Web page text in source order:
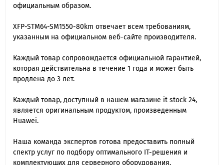
официальным образом.
XFP-STM64-SM1550-80km отвечает всем требованиям,
указанным на официальном веб-сайте производителя.
Каждый товар сопровождается официальной гарантией,
которая действительна в течение 1 года и может быть
продлена до 3 лет.
Каждый товар, доступный в нашем магазине it stock 24,
является оригинальным продуктом, произведенным
Huawei.
Наша команда экспертов готова предоставить полный
спектр услуг по подбору оптимального IT-решения и
комплектующих для серверного оборудования.